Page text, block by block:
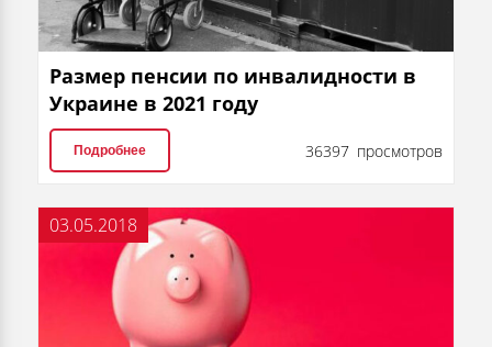
Размер пенсии по инвалидности в
Украине в 2021 году
Подробнее 36397 просмотров
03.05.2018